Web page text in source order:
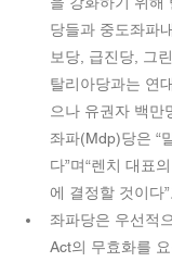
당들과 중도좌파
보당, 급진당, 그
탈리아당과는 연
으나 유권자 백만
좌파(Mdp)당은 “
다”며“렌치 대표
에 결정할 것이다
좌파당은 우선적
Act의 무효화를